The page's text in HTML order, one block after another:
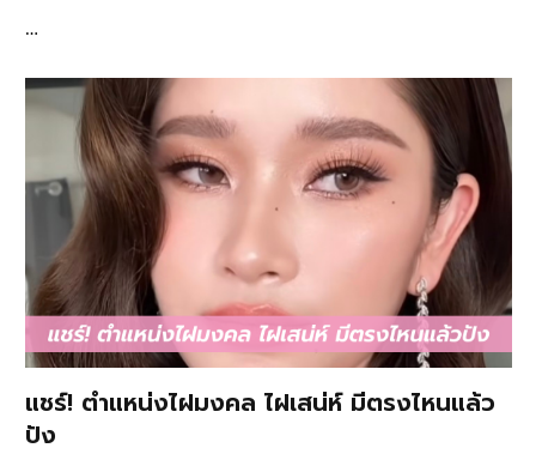
…
แชร์! ตำแหน่งไฝมงคล ไฝเสน่ห์ มีตรงไหนแล้ว
ปัง